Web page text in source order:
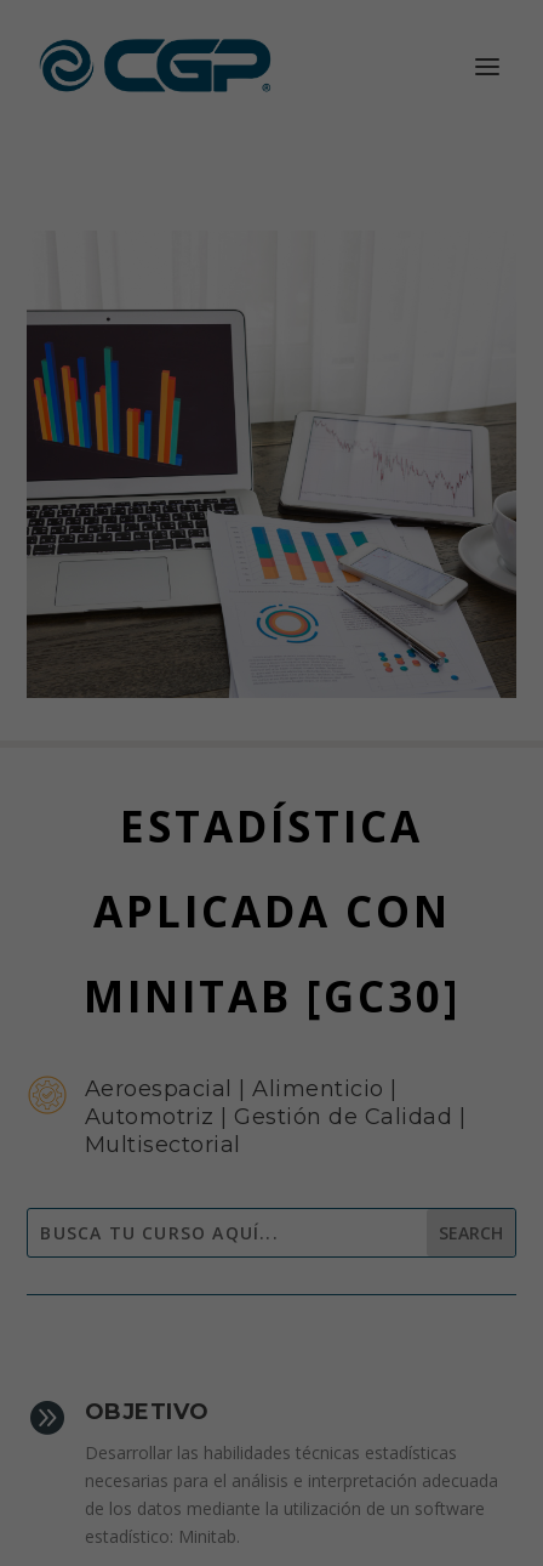
ESTADÍSTICA
APLICADA CON
MINITAB [GC30]
Aeroespacial Alimenticio
Automotriz
Gestión de Calidad
Multisectorial
 OBJETIVO
Desarrollar las habilidades técnicas estadísticas
necesarias para el análisis e interpretación adecuada
de los datos mediante la utilización de un software
estadístico: Minitab.